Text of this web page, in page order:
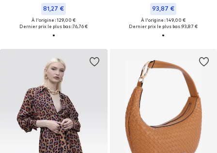
81,27 €
À l'origine : 129,00 €
Dernier prix le plus bas :76,76 €
93,87 €
À l'origine : 149,00 €
Dernier prix le plus bas :93,87 €